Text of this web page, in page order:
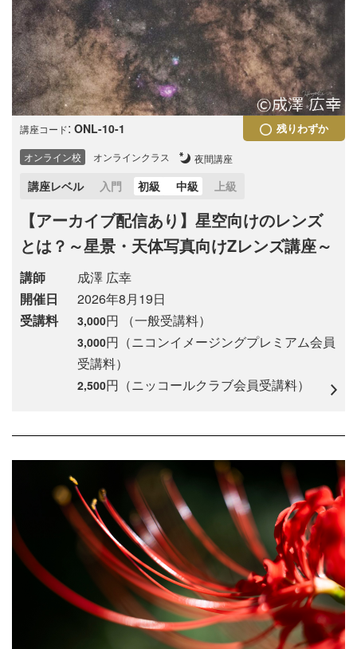
講座コード: ONL-10-1 残りわずか
オンライン校 オンラインクラス 夜間講座
講座レベル 入門 初級 中級 上級
【アーカイブ配信あり】星空向けのレンズ
とは？～星景・天体写真向けZレンズ講座～
講師
成澤 広幸
開催日
2026年8月19日
受講料
3,000円 （一般受講料）
3,000円（ニコンイメージングプレミアム会員
受講料）
2,500円（ニッコールクラブ会員受講料）